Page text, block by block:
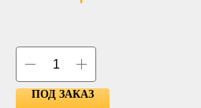
ПОД ЗАКАЗ